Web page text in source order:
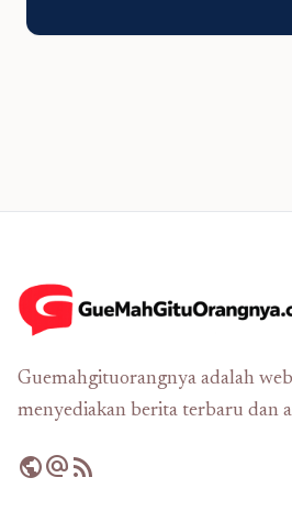
Guemahgituorangnya adalah
menyediakan berita terbaru dan
publicalternate_emailrss_feed